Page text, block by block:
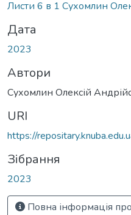
Листи 6 в 1 Сухомлин
Дата
2023
Автори
Сухомлин Олексій
URI
https://
Зібрання
2023
Повна інформація